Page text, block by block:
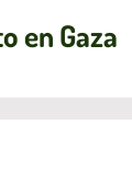
en Gaza